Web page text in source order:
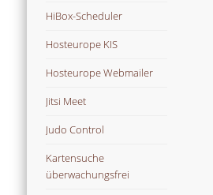
HiBox-Scheduler
Hosteurope KIS
Hosteurope Webmailer
Jitsi Meet
Judo Control
Kartensuche
überwachungsfrei